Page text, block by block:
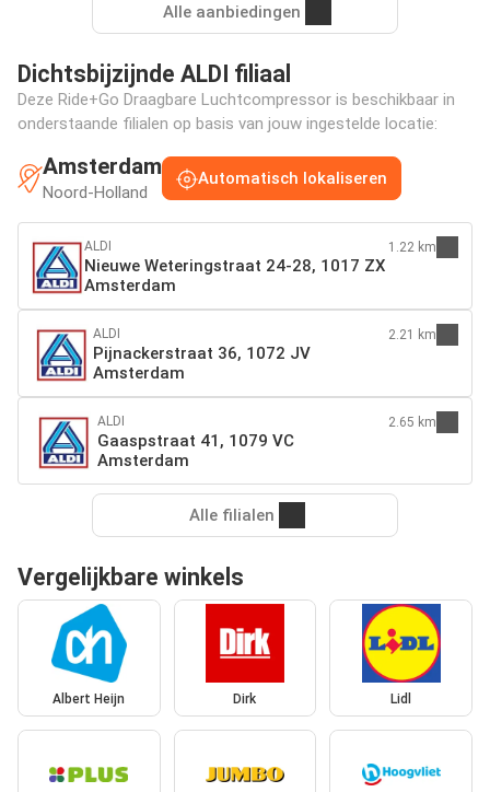
Alle aanbiedingen
Dichtsbijzijnde ALDI filiaal
Deze Ride+Go Draagbare Luchtcompressor is beschikbaar in
onderstaande filialen op basis van jouw ingestelde locatie:
Amsterdam
Noord-Holland
Automatisch lokaliseren
ALDI
Nieuwe Weteringstraat 24-28, 1017 ZX
Amsterdam
1.22 km
ALDI
Pijnackerstraat 36, 1072 JV
Amsterdam
2.21 km
ALDI
Gaaspstraat 41, 1079 VC
Amsterdam
2.65 km
Alle filialen
Vergelijkbare winkels
Albert Heijn Dirk Lidl